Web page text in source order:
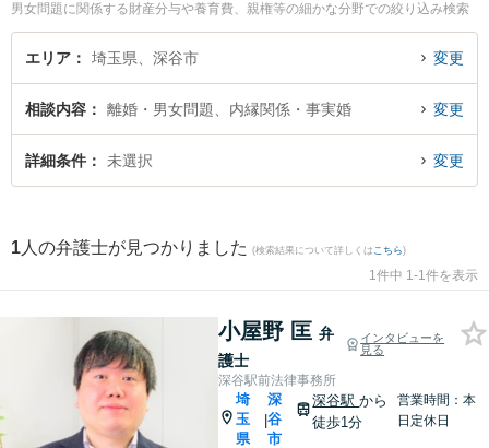
男女問題に関係する財産分与や養育費、親権等の細かな分野での絞り込み検索
もでき便利です。特に深谷駅前法律事務所の小屋野 匡弁護士のプロフィール情
報や弁護士費用、強みなどが注目されています。『深谷市で土日や夜間に発生
法律相談できる深谷市内の弁護士に相談予約したい』などでお困りの相談者さ
んにおすすめです。
エリア 埼玉県、深谷市 変更
相談内容 離婚・男女問題、内縁関係・事実婚 変更
詳細条件 未選択 変更
1 人の弁護士が見つかりました (検索結果について詳しくは こちら)
1件中 1-1件を表示
小屋野 匡 弁
護士
インタビューを
見る
深谷駅前法律事務所
埼
玉
県
|
深
谷
市
深谷駅から
徒歩1分
営業時間：本
日定休日